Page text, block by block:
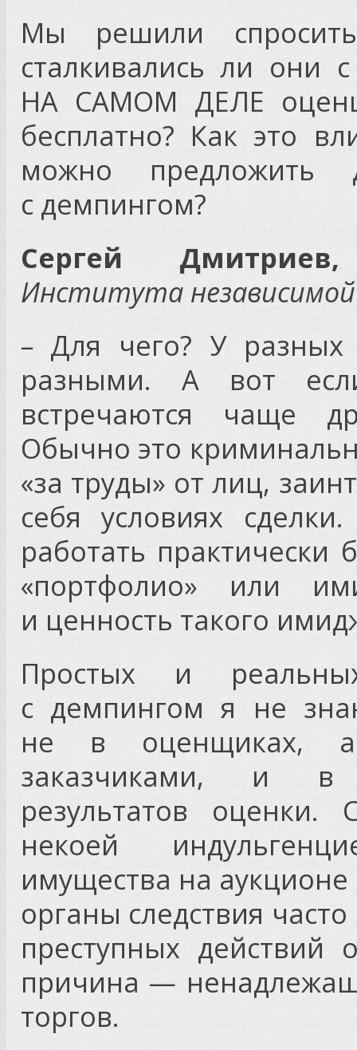
Мы решили
сталкивались ли они
НА САМОМ ДЕЛЕ
бесплатно? Как это
можно предложить
с демпингом?
Сергей Дмитриев,
Института независимой
– Для чего? У
разными. А вот
встречаются чаще
Обычно это
«за труды» от лиц,
себя условиях
работать
«портфолио» или
и ценность такого
Простых и
с демпингом я не
не в оценщиках, а
заказчиками, и в
результатов
некоей
имущества на
органы следствия
преступных действий
причина —
торгов.